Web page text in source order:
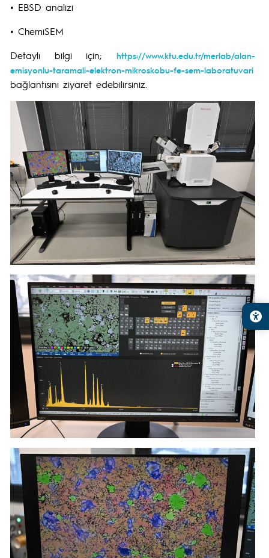
• EBSD analizi
• ChemiSEM
Detaylı bilgi için; https://www.ktu.edu.tr/merlab/alan-
emisyonlu-taramali-elektron-mikroskobu-fe-sem-laboratuvari
bağlantısını ziyaret edebilirsiniz.